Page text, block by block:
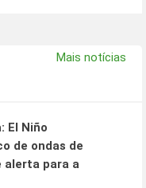
Mais notícias
El Niño
de ondas de
alerta para a